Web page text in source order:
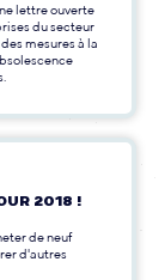
lettre ouverte
du secteur
mesures à la
2018 !
de neuf
d'autres